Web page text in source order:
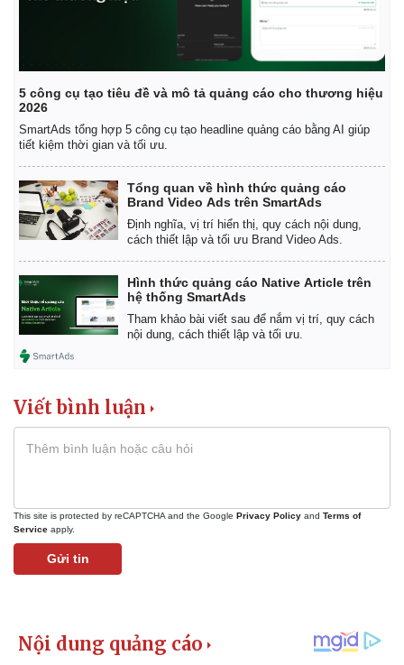
5 công cụ tạo tiêu đề và mô tả quảng cáo cho thương hiệu
2026
SmartAds tổng hợp 5 công cụ tạo headline quảng cáo bằng AI giúp
tiết kiệm thời gian và tối ưu.
Tổng quan về hình thức quảng cáo
Brand Video Ads trên SmartAds
Định nghĩa, vị trí hiển thị, quy cách nội dung,
cách thiết lập và tối ưu Brand Video Ads.
Hình thức quảng cáo Native Article trên
hệ thống SmartAds
Tham khảo bài viết sau để nắm vị trí, quy cách
nội dung, cách thiết lập và tối ưu.
Viết bình luận
This site is protected by reCAPTCHA and the Google Privacy Policy and Terms of
Service apply.
Gửi tin